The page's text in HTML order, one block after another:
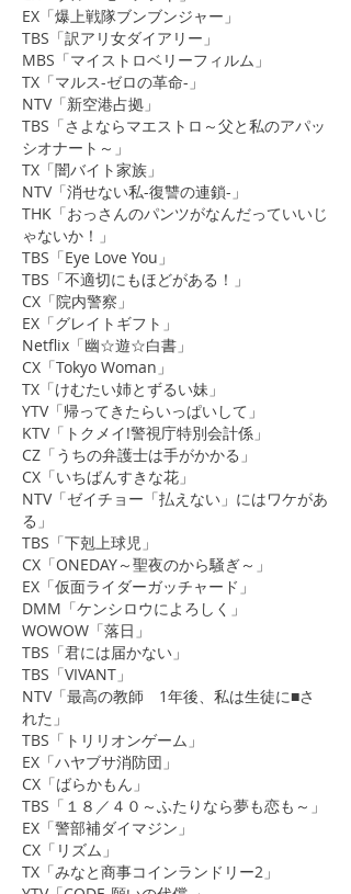
EX「爆上戦隊ブンブンジャー」
TBS「訳アリ女ダイアリー」
MBS「マイストロベリーフィルム」
TX「マルス-ゼロの革命-」
​NTV「新空港占拠」
​TBS「さよならマエストロ～父と私のアパッ
シオナート～」
TX「闇バイト家族」
NTV「消せない私-復讐の連鎖-」
THK「おっさんのパンツがなんだっていいじ
ゃないか！」
TBS「Eye Love You」
TBS「不適切にもほどがある！」
CX「院内警察」
​EX「グレイトギフト」
Netflix「幽☆遊☆白書」
CX「Tokyo Woman」
TX「けむたい姉とずるい妹」
YTV「帰ってきたらいっぱいして」
KTV「トクメイ!警視庁特別会計係」
CZ「うちの弁護士は手がかかる」
CX「いちばんすきな花」
NTV「ゼイチョー「払えない」にはワケがあ
る」
TBS「下剋上球児」
CX「ONEDAY～聖夜のから騒ぎ～」
EX「仮面ライダーガッチャード」
DMM「ケンシロウによろしく」
WOWOW「落日」
TBS「君には届かない」
TBS「VIVANT」
NTV「最高の教師 1年後、私は生徒に■さ
れた」
TBS「トリリオンゲーム」
EX「ハヤブサ消防団」
CX「ばらかもん」
TBS「１８／４０～ふたりなら夢も恋も～」
EX「警部補ダイマジン」
​CX「リズム」
TX「みなと商事コインランドリー2」